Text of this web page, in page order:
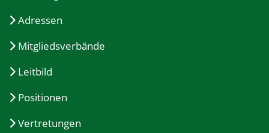
Adressen
Mitgliedsverbände
Leitbild
Positionen
Vertretungen